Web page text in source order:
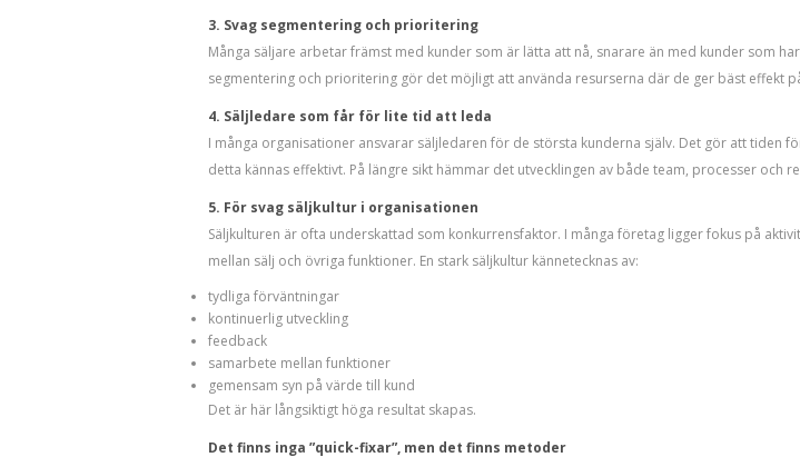
3. Svag segmentering och prioritering
Många säljare arbetar främst med kunder som är lätta att nå, snarare än med kunder som
segmentering och prioritering gör det möjligt att använda resurserna där de ger bäst effekt
4. Säljledare som får för lite tid att leda
I många organisationer ansvarar säljledaren för de största kunderna själv. Det gör att tiden
detta kännas effektivt. På längre sikt hämmar det utvecklingen av både team, processer och
5. För svag säljkultur i organisationen
Säljkulturen är ofta underskattad som konkurrensfaktor. I många företag ligger fokus på
mellan sälj och övriga funktioner. En stark säljkultur kännetecknas av:
tydliga förväntningar
kontinuerlig utveckling
feedback
samarbete mellan funktioner
gemensam syn på värde till kund
Det är här långsiktigt höga resultat skapas.
Det finns inga ”quick-fixar”, men det finns metoder